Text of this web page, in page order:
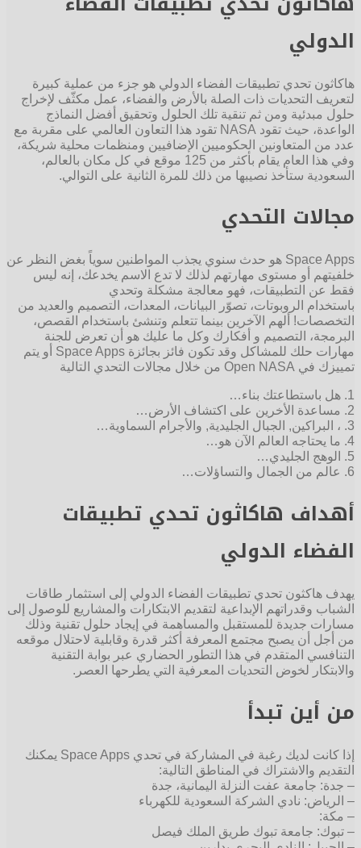
الدولي
هاكاثون تحدي تطبيقات الفضاء الدولي هو جزء من عملية كبيرة
لتعريف التحديات ذات الصلة بالأرض والفضاء، عمل مكثّف لإخراج
حلول مبدئية ومن ثم تنقية تلك الحلول وتحقيق أفضل النماذج
الواعدة، حيث تقود NASA تقود هذا التعاون العالمي على مقربة مع
عدد من المتعاونين الحكوميين الإضافيين ومنظمات محلية شريكة،
وفي هذا العام يقام بأكثر من 125 موقع في كل مكان بالعالم،
السعودية ستأخذ نصيبها من ذلك للمرة الثانية على التوالي.
مجالات التحدي
Space Apps هو حدث سنوي يجذب المواطنين سوياً بغض النظر عن
خلفيتهم أو مستوى مهارتهم لذلك لا تدع الاسم يخدعك، إنه ليس
فقط عن التطبيقات، فهو معالجة مشكلة وتحدي
باستخدام الروبوتات، تصوّر البيانات، المعدات، التصميم والعديد من
التخصصات! ألهم الآخرين بينما تتعلم وتنشئ باستخدام القصص،
البرمجة، التصميم و أفكارك وكل ما عليك هو أن تعرض للجنة
مهارات حلك للمشاكل وقد تكون فائز بجائزة Space Apps أو يتم
تمييزك في Open NASA من خلال مجالات التحدي التالية
1. هل باستطاعتك بناء…
2. مساعدة الأخرين على اكتشاف الأرض…
3. ، البراكين, الجبال الجليدية, والأجرام السماوية…
4. ما يحتاجه العالم الآن هو…
5. الوهج الجليدي…
6. عالم من الجمال والتساؤلات…
أهداف هاكاثون تحدي تطبيقات
الفضاء الدولي
يهدف هاكثون تحدي تطبيقات الفضاء الدولي إلى استثمار طاقات
الشباب وقدراتهم الإبداعية لتقديم الابتكارات والمشاريع للوصول إلى
مسارات جديدة للمستقبل والمساهمة في إيجاد حلول تقنية وذلك
من أجل أن يصبح مجتمع المعرفة أكثر قدرة وقابلية لاحتلال موقعه
التنافسي المتقدم في هذا التطور الحضاري عبر بوابة التقنية
والابتكار لخوض التحديات المعرفية التي يطرحها العصر.
من أين تبدأ
إذا كانت لديك رغبة في المشاركة في تحدي Space Apps يمكنك
التقديم والاشتراك في المناطق التالية:
– جدة: جامعة عفت النزلة اليمانية، جدة
– الرياض: نادي الشركة السعودية للكهرباء
– مكة:
– تبوك: جامعة تبوك طريق الملك فيصل